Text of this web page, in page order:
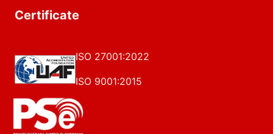
Certificate
ISO 27001:2022
ISO 9001:2015